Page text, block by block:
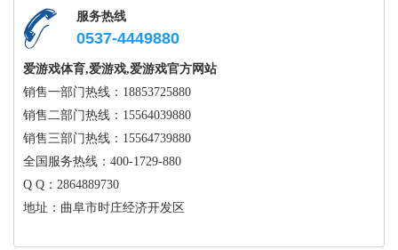
服务热线
0537-4449880
爱游戏体育,爱游戏,爱游戏官方网站
销售一部门热线：18853725880
销售二部门热线：15564039880
销售三部门热线：15564739880
全国服务热线：400-1729-880
Q Q：2864889730
地址：曲阜市时庄经济开发区